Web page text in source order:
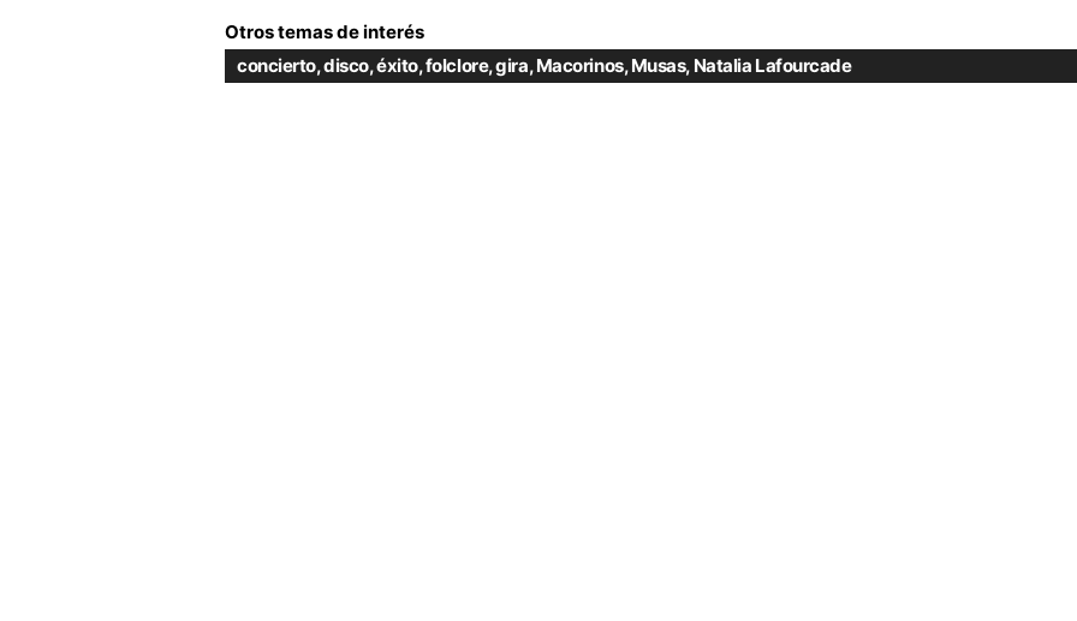
Otros temas de interés
concierto,disco,éxito,folclore,gira,Macorinos,Musas, Natalia Lafourcade